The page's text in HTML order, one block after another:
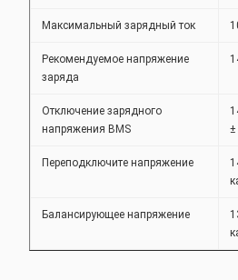
Максимальный зарядный ток
Рекомендуемое напряжение
заряда
Отключение зарядного
напряжения BMS
±
Переподключите напряжение
Балансирующее напряжение